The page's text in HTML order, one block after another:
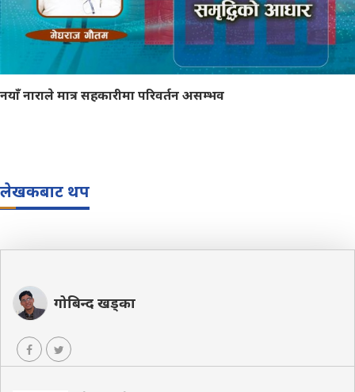
नयाँ नाराले मात्र सहकारीमा परिवर्तन असम्भव
लेखकबाट थप
गोबिन्द खड्का